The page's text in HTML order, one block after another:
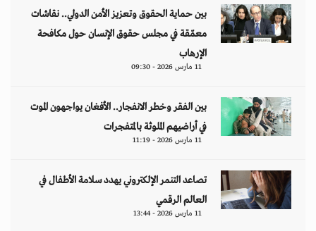
بين حماية الحقوق وتعزيز الأمن الدولي.. نقاشات
معمّقة في مجلس حقوق الإنسان حول مكافحة
الإرهاب
11 مارس 2026 - 09:30
بين الفقر وخطر الانفجار.. الأفغان يواجهون الموت
في أراضيهم الملوثة بالمتفجرات
11 مارس 2026 - 11:19
تصاعد التنمر الإلكتروني يهدد سلامة الأطفال في
العالم الرقمي
11 مارس 2026 - 13:44